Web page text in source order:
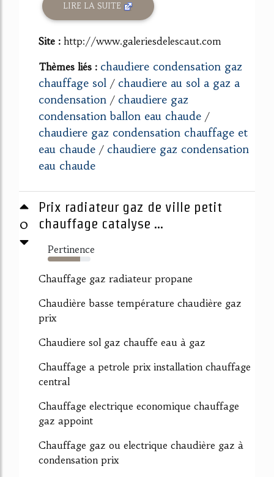
LIRE LA SUITE
Site : http://www.galeriesdelescaut.com
Thèmes liés : chaudiere condensation gaz
chauffage sol / chaudiere au sol a gaz a
condensation / chaudiere gaz
condensation ballon eau chaude /
chaudiere gaz condensation chauffage et
eau chaude / chaudiere gaz condensation
eau chaude
0
Prix radiateur gaz de ville petit
chauffage catalyse ...
Pertinence
75%
Chauffage gaz radiateur propane
Chaudière basse température chaudière gaz
prix
Chaudiere sol gaz chauffe eau à gaz
Chauffage a petrole prix installation chauffage
central
Chauffage electrique economique chauffage
gaz appoint
Chauffage gaz ou electrique chaudière gaz à
condensation prix